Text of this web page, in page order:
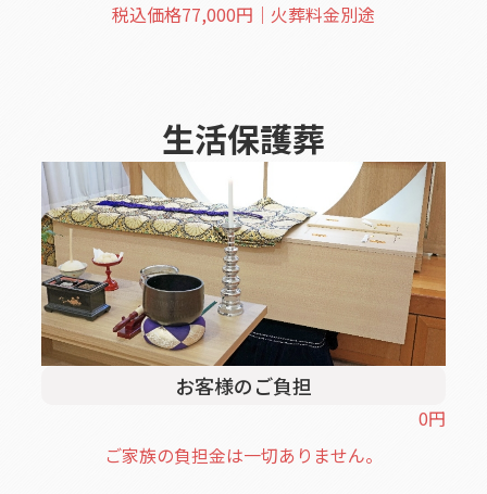
税込価格77,000円｜火葬料金別途
生活保護葬
お客様のご負担
0円
ご家族の負担金は一切ありません。